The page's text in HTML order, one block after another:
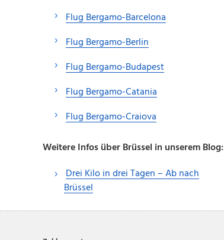
Flug Bergamo-Barcelona
Flug Bergamo-Berlin
Flug Bergamo-Budapest
Flug Bergamo-Catania
Flug Bergamo-Craiova
Weitere Infos über Brüssel in unserem Blog:
Drei Kilo in drei Tagen – Ab nach
Brüssel